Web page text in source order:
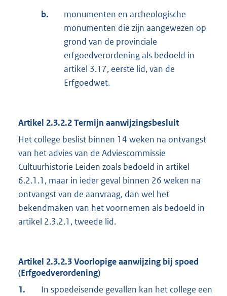
b.
monumenten en archeologische
monumenten die zijn aangewezen op
grond van de provinciale
erfgoedverordening als bedoeld in
artikel 3.17, eerste lid, van de
Erfgoedwet.
Artikel 2.3.2.2 Termijn aanwijzingsbesluit
Het college beslist binnen 14 weken na ontvangst
van het advies van de Adviescommissie
Cultuurhistorie Leiden zoals bedoeld in artikel
6.2.1.1, maar in ieder geval binnen 26 weken na
ontvangst van de aanvraag, dan wel het
bekendmaken van het voornemen als bedoeld in
artikel 2.3.2.1, tweede lid.
Artikel 2.3.2.3 Voorlopige aanwijzing bij spoed
(Erfgoedverordening)
1.
In spoedeisende gevallen kan het college een